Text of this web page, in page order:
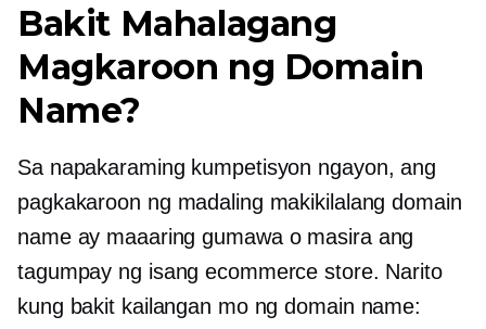
Bakit Mahalagang
Magkaroon ng Domain
Name?
Sa napakaraming kumpetisyon ngayon, ang
pagkakaroon ng madaling makikilalang domain
name ay maaaring gumawa o masira ang
tagumpay ng isang ecommerce store. Narito
kung bakit kailangan mo ng domain name: